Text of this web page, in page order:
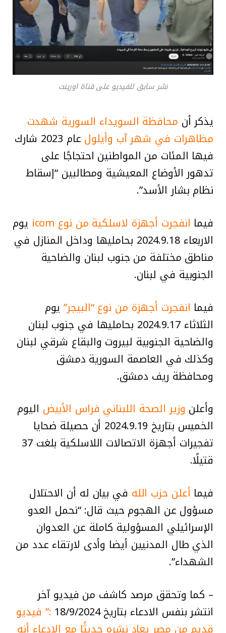
نشر سابق للفيديو على قناة اورينت
يذكر أن محافظة السويداء السورية شهدت
مظاهرات في شهر آب وأيلول
عام 2023 شارك
فيها المئات من المواطنين احتجاجًا على
تدهور الأوضاع المعيشية ومطالبين “إسقاط
نظام بشار الأسد”.
انفجرت أجهزة لاسلكية من نوع icom
يوم
الاربعاء 2024.9.18 بحامليها وداخل المنازل في
مناطق مختلفة من جنوب لبنان والضاحية
الجنوبية في لبنان.
انفجرت أجهزة من نوع “البيجر” يوم
الثلاثاء 2024.9.17 بحامليها في جنوب لبنان
والضاحية الجنوبية لبيروت والبقاع شرقي لبنان
وكذلك في العاصمة السورية دمشق
ومحافظة ريف دمشق.
وزير الصحة اللبناني فراس الأبيض اليوم
الخميس بتاريخ 2024.9.19 أن حصيلة ضحايا
تفجيرات أجهزة الاتصالات اللاسلكية بلغت 37
قتيلًا.
أعلن حزب الله في بيان له أن الاحتلال
مسؤول عن الهجوم حيث قال: “نحمل العدو
الإسرائيلي المسؤولية كاملة عن العدوان
الذي طال المدنيين أيضا وأدى لارتقاء عدد من
الشهداء”.
– كما وتحقق مرصد كاشف من فيديو آخر
انتشر بنفس الادعاء بتاريخ 18/9/2024
:” فيديو
قديم من مصر يعاد نشره حديثًا مع الادعاء أنه